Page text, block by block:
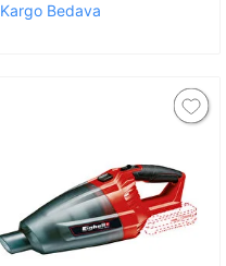
Kargo Bedava